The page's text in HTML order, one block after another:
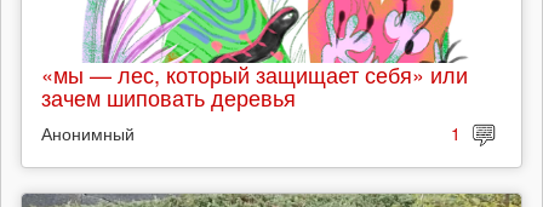
«мы — лес, который защищает себя» или
зачем шиповать деревья
Анонимный 1